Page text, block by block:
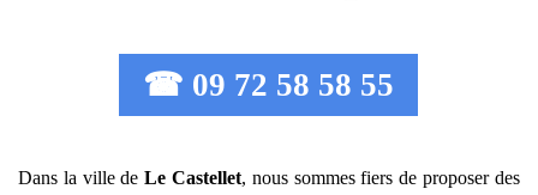
☎ 09 72 58 58 55
Dans la ville deLe Castellet, nous sommes fiers de proposer des